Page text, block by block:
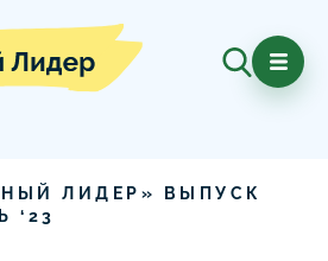
ЛИДЕР» ВЫПУСК
‘ 23